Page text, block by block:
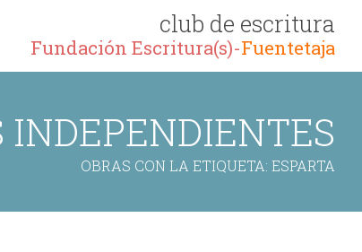
club de escritura
Fundación Escritura(s)-Fuentetaja
INDEPENDIENTES
OBRAS CON LA ETIQUETA: ESPARTA